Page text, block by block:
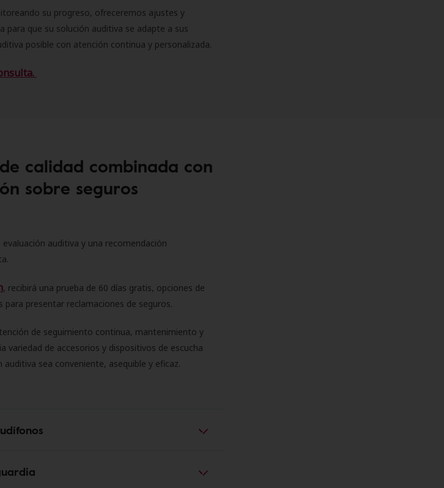
su progreso, ofreceremos ajustes y
para que su solución auditiva se adapte a sus
posible con atención continua y personalizada.
calidad combinada con
sobre seguros
auditiva y una recomendación
, recibirá una prueba de 60 días gratis, opciones de
presentar reclamaciones de seguros.
de seguimiento continua, mantenimiento y
variedad de accesorios y dispositivos de escucha
sea conveniente, asequible y eficaz.